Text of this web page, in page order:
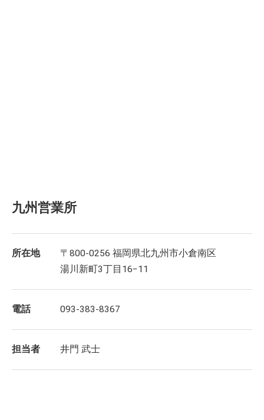
九州営業所
所在地
〒800-0256 福岡県北九州市小倉南区
湯川新町3丁目16−11
電話 093-383-8367
担当者 井門 武士